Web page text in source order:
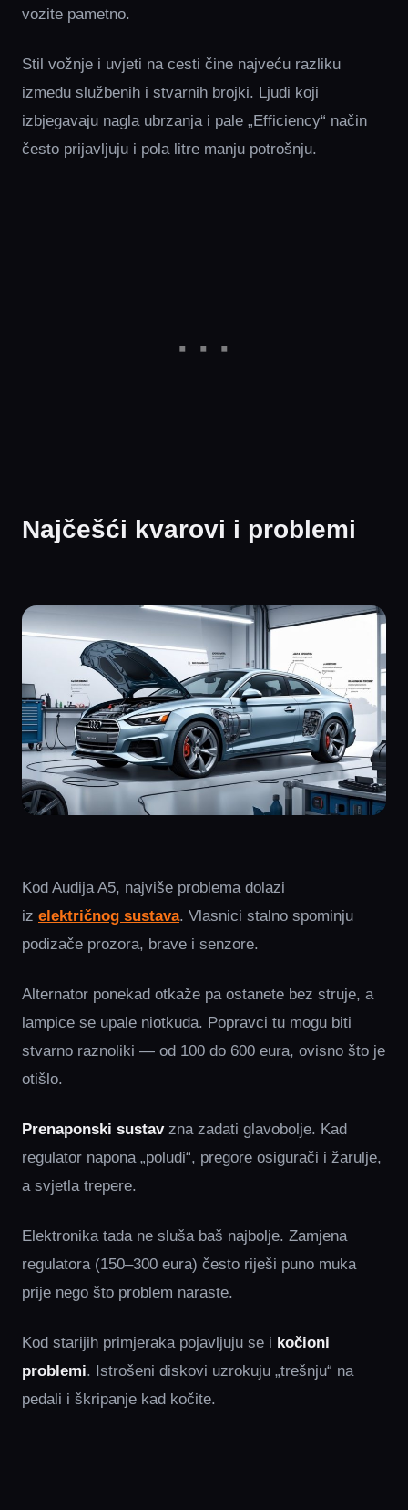
vozite pametno.
Stil vožnje i uvjeti na cesti čine najveću razliku
između službenih i stvarnih brojki. Ljudi koji
izbjegavaju nagla ubrzanja i pale „Efficiency“ način
često prijavljuju i pola litre manju potrošnju.
Najčešći kvarovi i problemi
Kod Audija A5, najviše problema dolazi
iz električnog sustava. Vlasnici stalno spominju
podizače prozora, brave i senzore.
Alternator ponekad otkaže pa ostanete bez struje, a
lampice se upale niotkuda. Popravci tu mogu biti
stvarno raznoliki — od 100 do 600 eura, ovisno što je
otišlo.
Prenaponski sustavzna zadati glavobolje. Kad
regulator napona „poludi“, pregore osigurači i žarulje,
a svjetla trepere.
Elektronika tada ne sluša baš najbolje. Zamjena
regulatora (150–300 eura) često riješi puno muka
prije nego što problem naraste.
Kod starijih primjeraka pojavljuju se i kočioni
problemi. Istrošeni diskovi uzrokuju „trešnju“ na
pedali i škripanje kad kočite.